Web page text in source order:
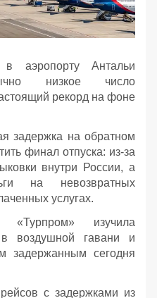
аэропорту Антальи
низкое число
рекорд на фоне
задержка на обратном
финал отпуска: из‑за
внутри России, а
на невозвратных
услугах.
«Турпром» изучила
воздушной гавани и
задержанным сегодня
с задержками из